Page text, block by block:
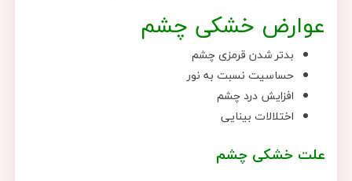
عوارض خشکی چشم
بدتر شدن قرمزی چشم
حساسیت نسبت به نور
افزایش درد چشم
اختلالات بینایی
علت خشکی چشم